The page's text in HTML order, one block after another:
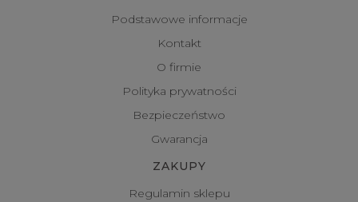
Podstawowe informacje
Kontakt
O firmie
Polityka prywatności
Bezpieczeństwo
Gwarancja
ZAKUPY
Regulamin sklepu